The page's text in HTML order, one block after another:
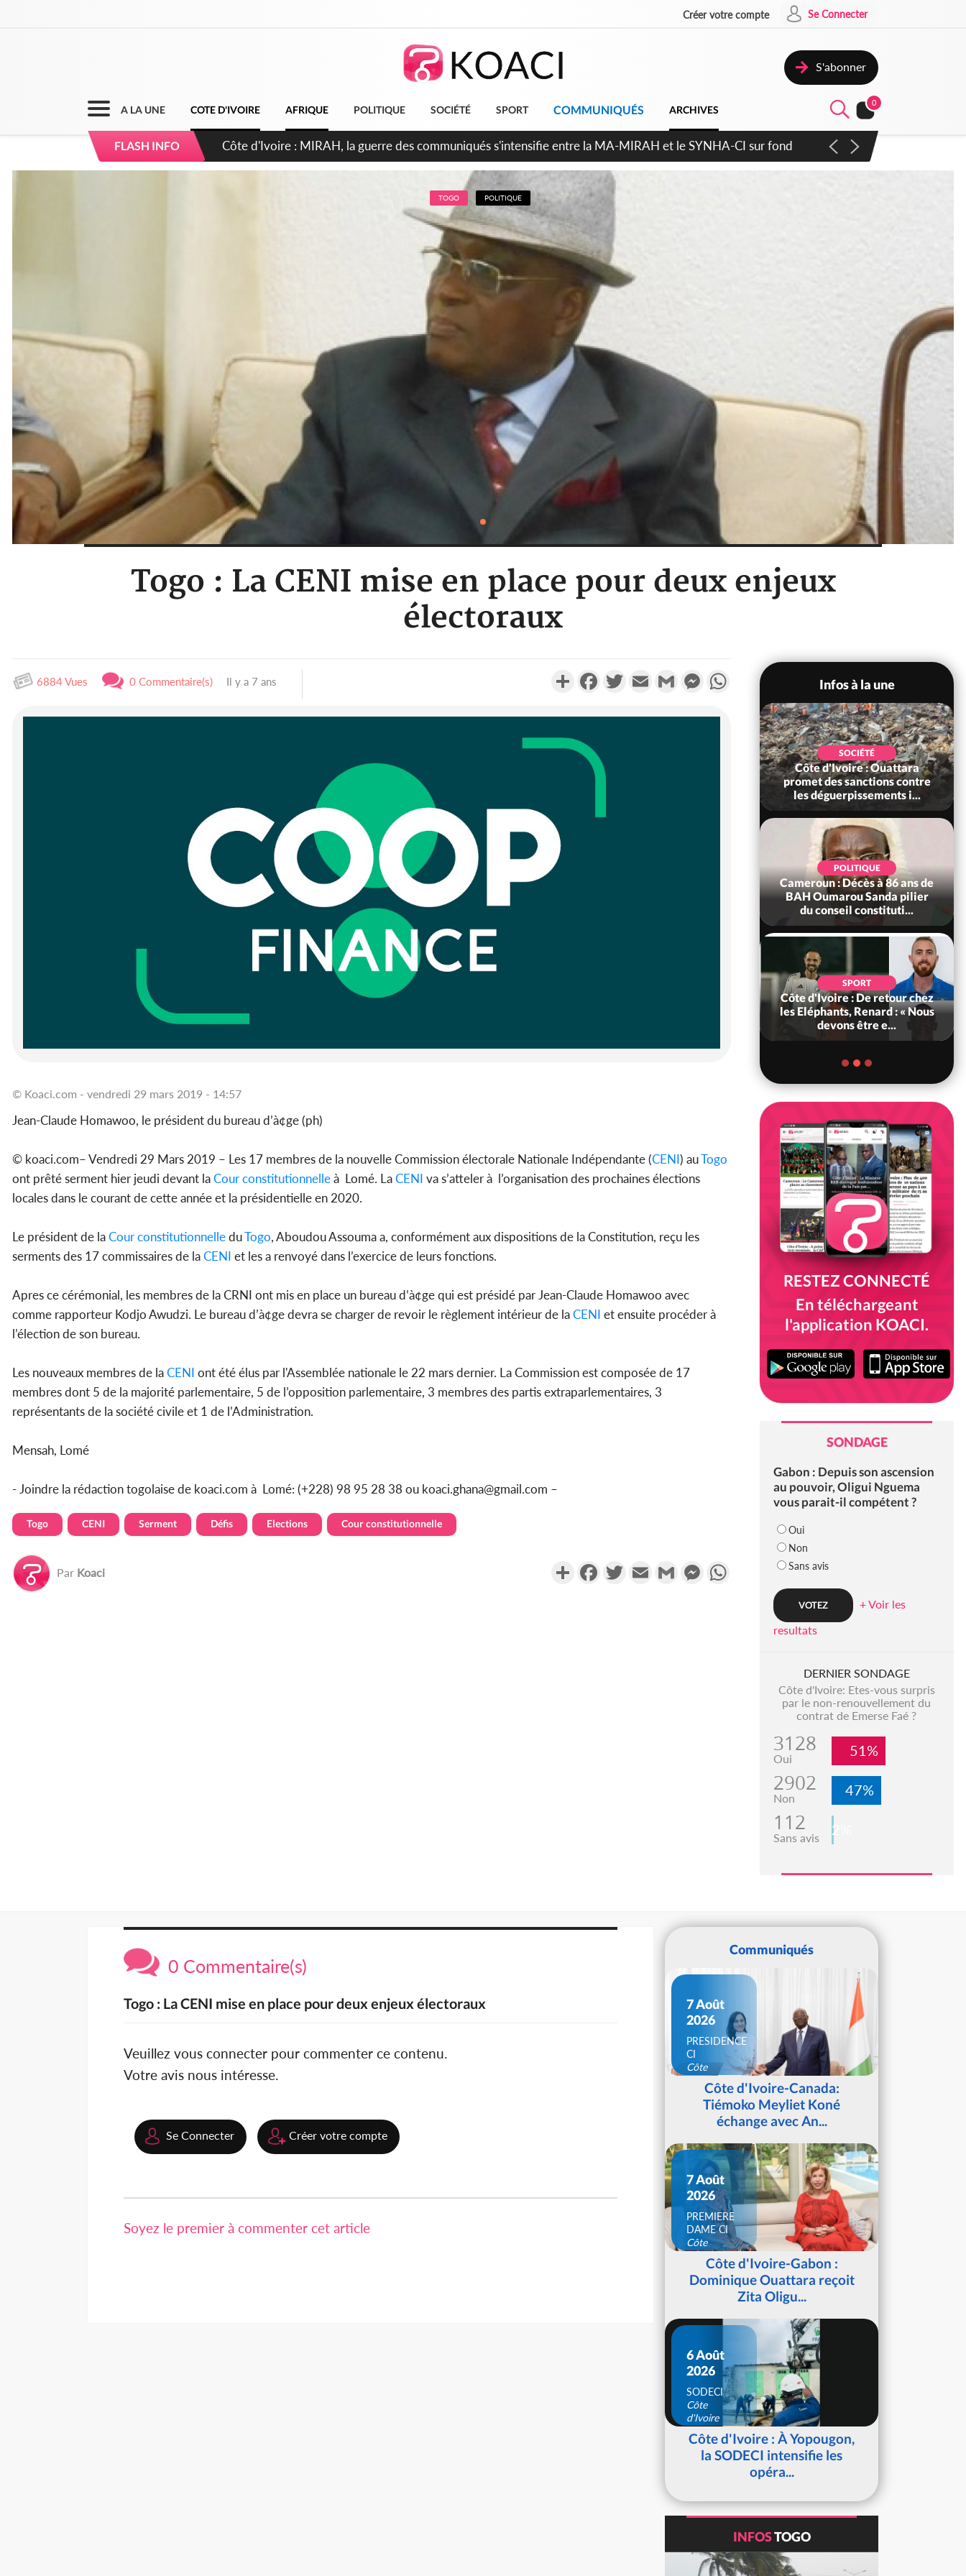
Créer votre compte Se Connecter
S'abonner
A LA UNE COTE D'IVOIRE AFRIQUE POLITIQUE SOCIÉTÉ SPORT COMMUNIQUÉS ARCHIVES
0
FLASH INFO Côte d'Ivoire : Indépendance 2026, Thiam plaide pour un environnement démocratique plus apaisé
TOGO POLITIQUE
Togo : La CENI mise en place pour deux enjeux
électoraux
6884 Vues 0 Commentaire(s) Il y a 7 ans PartagerFacebookTwitterEmail Gmail MessengerWhatsApp
© Koaci.com - vendredi 29 mars 2019 - 14:57
Jean-Claude Homawoo, le président du bureau d’à¢ge (ph)
© koaci.com– Vendredi 29 Mars 2019 – Les 17 membres de la nouvelle Commission électorale Nationale Indépendante (CENI) auTogo
ont prêté serment hier jeudi devant laCour constitutionnelleà Lomé. LaCENI va s’atteler à l’organisation des prochaines élections
locales dans le courant de cette année et la présidentielle en 2020.
Le président de laCour constitutionnelleduTogo, Aboudou Assouma a, conformément aux dispositions de la Constitution, reçu les
serments des 17 commissaires de laCENI et les a renvoyé dans l’exercice de leurs fonctions.
Apres ce cérémonial, les membres de la CRNI ont mis en place un bureau d’à¢ge qui est présidé par Jean-Claude Homawoo avec
comme rapporteur Kodjo Awudzi. Le bureau d’à¢ge devra se charger de revoir le règlement intérieur de laCENI et ensuite procéder à
l’élection de son bureau.
Les nouveaux membres de laCENI ont été élus par l'Assemblée nationale le 22 mars dernier. La Commission est composée de 17
membres dont 5 de la majorité parlementaire, 5 de l’opposition parlementaire, 3 membres des partis extraparlementaires, 3
représentants de la société civile et 1 de l’Administration.
Mensah, Lomé
- Joindre la rédaction togolaise de koaci.com à Lomé: (+228) 98 95 28 38 ou koaci.ghana@gmail.com –
Togo CENI Serment Défis Elections Cour constitutionnelle
Par Koaci PartagerFacebookTwitterEmail Gmail MessengerWhatsApp
Infos à la une
Côte d'Ivoire : Après le pari
réussi du 66e anniversaire,
SOCIÉTÉ
Côte d'Ivoire : Ouattara
promet des sanctions contre
les déguerpissements i...
POLITIQUE
Cameroun : Décès à 86 ans de
BAH Oumarou Sanda pilier
du conseil constituti...
SPORT
Côte d'Ivoire : De retour chez
les Eléphants, Renard : « Nous
devons être e...
RESTEZ CONNECTÉ
En téléchargeant
l'application KOACI.
SONDAGE
Gabon : Depuis son ascension
au pouvoir, Oligui Nguema
vous parait-il compétent ?
Oui
Non
Sans avis
+ Voir les
resultats
DERNIER SONDAGE
Côte d'Ivoire: Etes-vous surpris
par le non-renouvellement du
contrat de Emerse Faé ?
3128
Oui 51%
2902
Non 47%
112
Sans avis 2%
0 Commentaire(s)
Togo : La CENI mise en place pour deux enjeux électoraux
Veuillez vous connecter pour commenter ce contenu.
Votre avis nous intéresse.
Se Connecter Créer votre compte
Soyez le premier à commenter cet article
Communiqués
7 Août
2026
PRESIDENCE
CI
Côte
d'IvoireCôte d'Ivoire-Canada:
Tiémoko Meyliet Koné
échange avec An...
7 Août
2026
PREMIERE
DAME CI
Côte
d'IvoireCôte d'Ivoire-Gabon :
Dominique Ouattara reçoit
Zita Oligu...
6 Août
2026
SODECI
Côte
d'Ivoire
Côte d'Ivoire : À Yopougon,
la SODECI intensifie les
opéra...
INFOSTOGO